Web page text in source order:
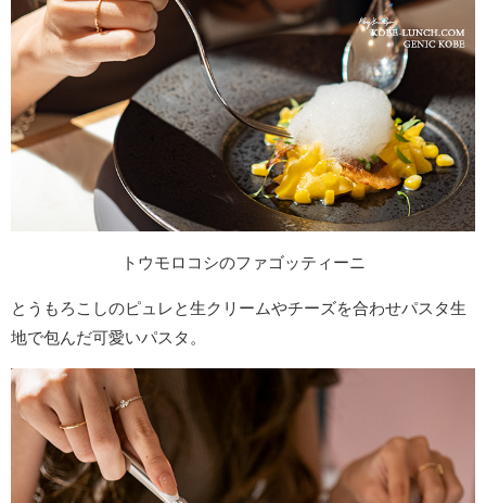
トウモロコシのファゴッティーニ
とうもろこしのピュレと生クリームやチーズを合わせパスタ生
地で包んだ可愛いパスタ。